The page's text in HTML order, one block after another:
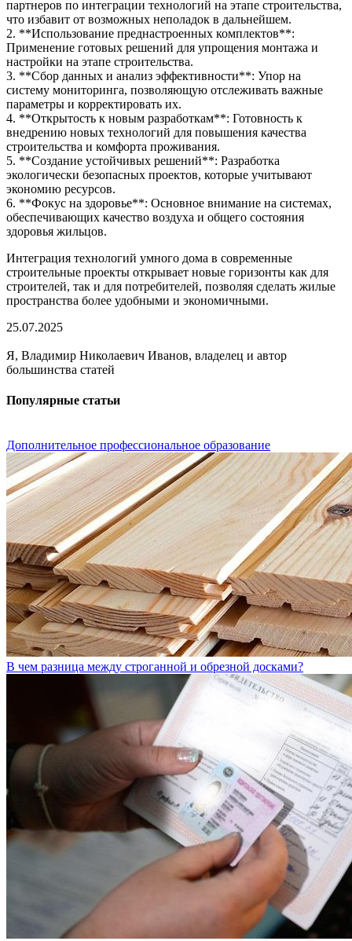
партнеров по интеграции технологий на этапе строительства,
что избавит от возможных неполадок в дальнейшем.
2. **Использование преднастроенных комплектов**:
Применение готовых решений для упрощения монтажа и
настройки на этапе строительства.
3. **Сбор данных и анализ эффективности**: Упор на
систему мониторинга, позволяющую отслеживать важные
параметры и корректировать их.
4. **Открытость к новым разработкам**: Готовность к
внедрению новых технологий для повышения качества
строительства и комфорта проживания.
5. **Создание устойчивых решений**: Разработка
экологически безопасных проектов, которые учитывают
экономию ресурсов.
6. **Фокус на здоровье**: Основное внимание на системах,
обеспечивающих качество воздуха и общего состояния
здоровья жильцов.
Интеграция технологий умного дома в современные
строительные проекты открывает новые горизонты как для
строителей, так и для потребителей, позволяя сделать жилые
пространства более удобными и экономичными.
25.07.2025
Я, Владимир Николаевич Иванов, владелец и автор
большинства статей
Популярные статьи
Дополнительное профессиональное образование
В чем разница между строганной и обрезной досками?